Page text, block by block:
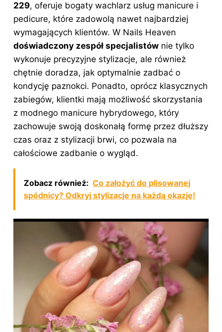
229, oferuje bogaty wachlarz usług manicure i
pedicure, które zadowolą nawet najbardziej
wymagających klientów. W Nails Heaven
doświadczony zespół specjalistów nie tylko
wykonuje precyzyjne stylizacje, ale również
chętnie doradza, jak optymalnie zadbać o
kondycję paznokci. Ponadto, oprócz klasycznych
zabiegów, klientki mają możliwość skorzystania
z modnego manicure hybrydowego, który
zachowuje swoją doskonałą formę przez dłuższy
czas oraz z stylizacji brwi, co pozwala na
całościowe zadbanie o wygląd.
Zobacz również: Co założyć do plisowanej
spódnicy? Odkryj stylizacje na każdą okazję!